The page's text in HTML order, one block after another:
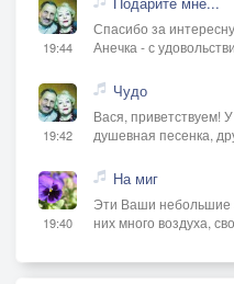
19:44
Спасибо за
Анечка - с
19:42
Чудо
Вася, приветствуем!
душевная песенка,
19:40
На миг
Эти Ваши небольшие
них много воздуха,